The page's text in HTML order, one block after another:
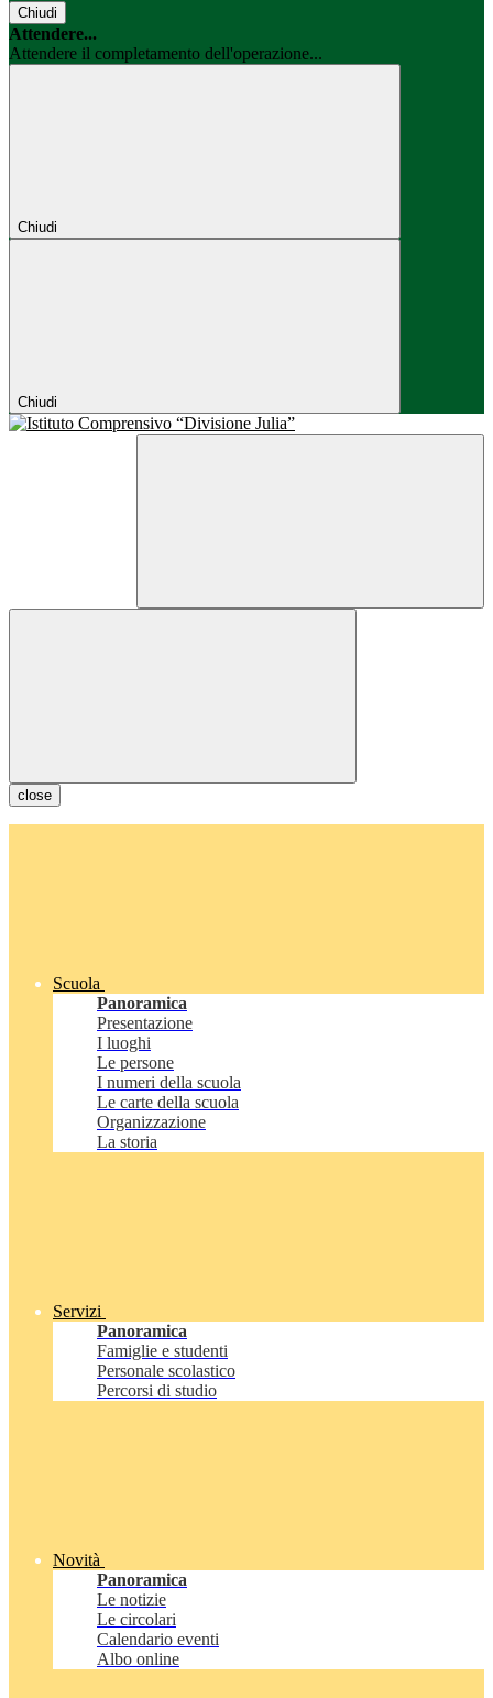
Chiudi
Attendere...
Attendere il completamento dell'operazione...
Chiudi
Chiudi
close
Scuola
Panoramica
Presentazione
I luoghi
Le persone
I numeri della scuola
Le carte della scuola
Organizzazione
La storia
Servizi
Panoramica
Famiglie e studenti
Personale scolastico
Percorsi di studio
Novità
Panoramica
Le notizie
Le circolari
Calendario eventi
Albo online